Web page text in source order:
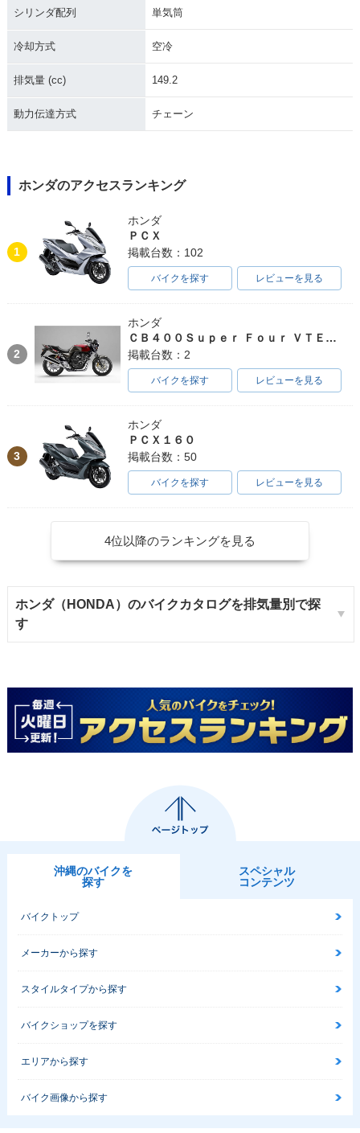
シリンダ配列 単気筒
冷却方式 空冷
排気量 (cc) 149.2
動力伝達方式 チェーン
ホンダのアクセスランキング
1
ホンダ
ＰＣＸ
掲載台数：102
バイクを探す レビューを見る
2
ホンダ
ＣＢ４００Ｓｕｐｅｒ Ｆｏｕｒ ＶＴＥＣ ＳＰＥＣ３
掲載台数：2
バイクを探す レビューを見る
3
ホンダ
ＰＣＸ１６０
掲載台数：50
バイクを探す レビューを見る
4位以降のランキングを見る
ホンダ（HONDA）のバイクカタログを排気量別で探
す
沖縄のバイクを
探す
スペシャル
コンテンツ
バイクトップ
メーカーから探す
スタイルタイプから探す
バイクショップを探す
エリアから探す
バイク画像から探す